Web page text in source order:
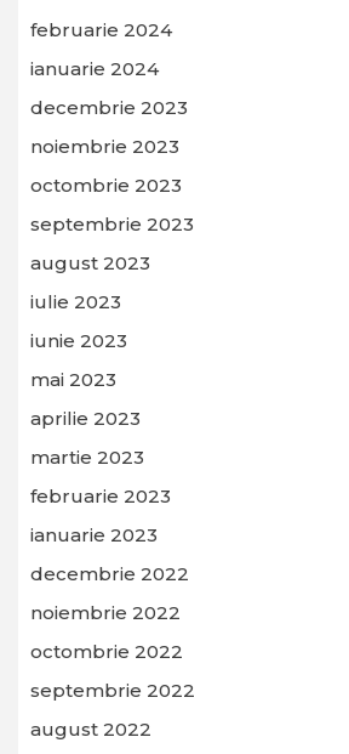
februarie 2024
ianuarie 2024
decembrie 2023
noiembrie 2023
octombrie 2023
septembrie 2023
august 2023
iulie 2023
iunie 2023
mai 2023
aprilie 2023
martie 2023
februarie 2023
ianuarie 2023
decembrie 2022
noiembrie 2022
octombrie 2022
septembrie 2022
august 2022